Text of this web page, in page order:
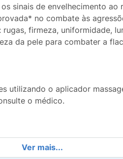
sinais de envelhecimento
no combate às
firmeza, uniformidade,
da pele para combater a
utilizando o aplicador
o médico.
Ver mais...